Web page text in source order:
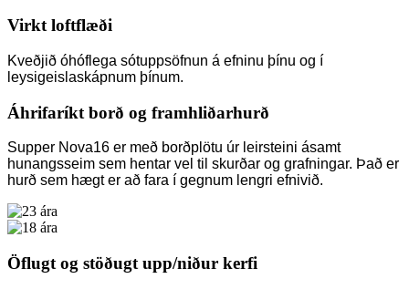
Virkt loftflæði
Kveðjið óhóflega sótuppsöfnun á efninu þínu og í
leysigeislaskápnum þínum.
Áhrifaríkt borð og framhliðarhurð
Supper Nova16 er með borðplötu úr leirsteini ásamt
hunangsseim sem hentar vel til skurðar og grafningar. Það er
hurð sem hægt er að fara í gegnum lengri efnivið.
Öflugt og stöðugt upp/niður kerfi